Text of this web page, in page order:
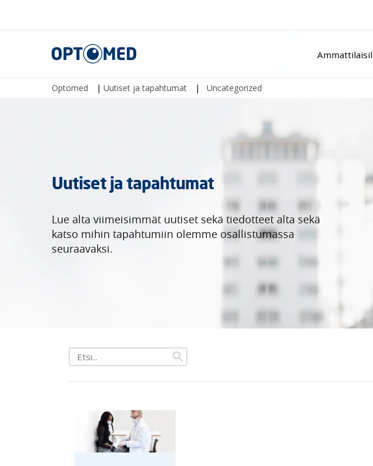
Optomed
Optomed | Uutiset ja tapahtumat | Uncategorized
Uutiset ja tapahtumat
Lue alta viimeisimmät uutiset sekä tiedotteet alta sekä
katso mihin tapahtumiin olemme osallistumassa
seuraavaksi.
Etsi
uutisista